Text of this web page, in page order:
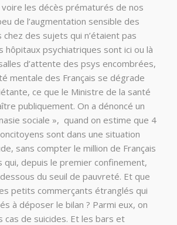
les décès prématurés de nos
de l’augmentation sensible des
des sujets qui n’étaient pas
hôpitaux psychiatriques sont ici ou là
d’attente des psys encombrées,
mentale des Français se dégrade
ce que le Ministre de la santé
publiquement. On a dénoncé un
sociale », quand on estime que 4
sont dans une situation
sans compter le million de Français
qui, depuis le premier confinement,
du seuil de pauvreté. Et que
petits commerçants étranglés qui
à déposer le bilan ? Parmi eux, on
cas de suicides. Et les bars et